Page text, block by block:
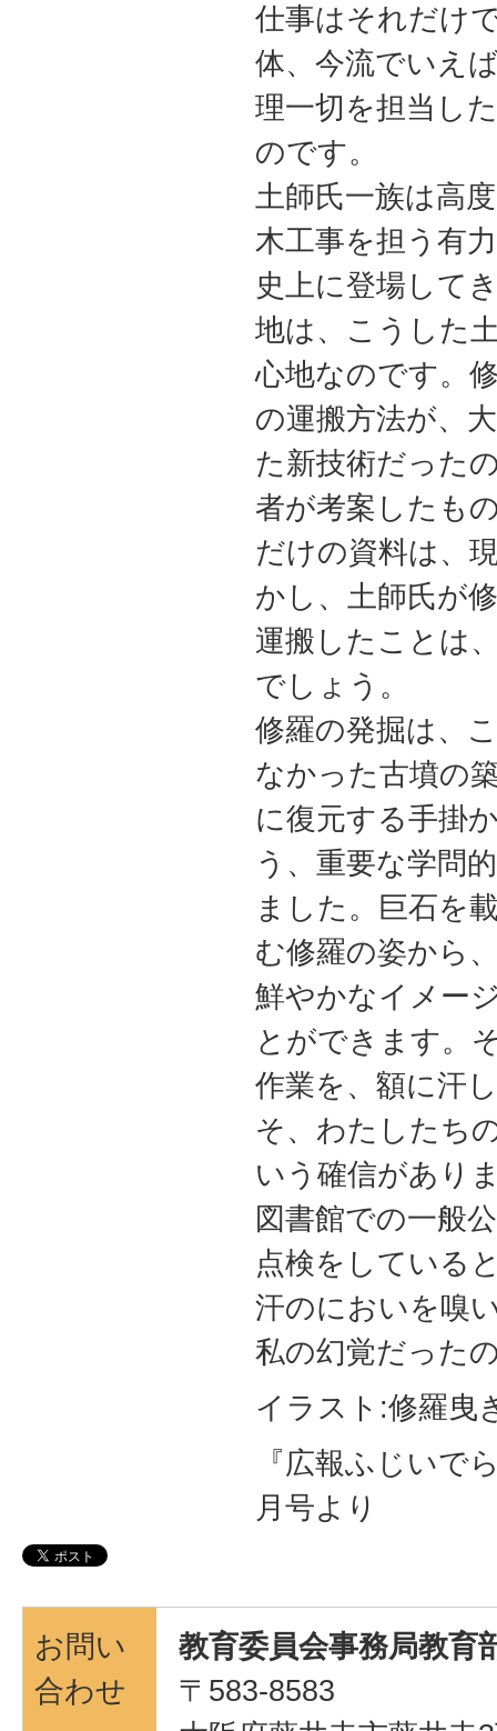
仕事はそれだけ
体、今流でいえ
理一切を担当し
のです。
土師氏一族は高
木工事を担う有
史上に登場して
地は、こうした
心地なのです。
の運搬方法が、
た新技術だった
者が考案したも
だけの資料は、
かし、土師氏が
運搬したことは
でしょう。
修羅の発掘は、
なかった古墳の
に復元する手掛
う、重要な学問
ました。巨石を
む修羅の姿から
鮮やかなイメー
とができます。
作業を、額に汗
そ、わたしたち
いう確信があり
図書館での一般
点検をしている
汗のにおいを嗅
私の幻覚だった
イラスト:修羅曳
『広報ふじいで
月号より
お問い
合わせ
教育委員会事務局教育
〒583-8583